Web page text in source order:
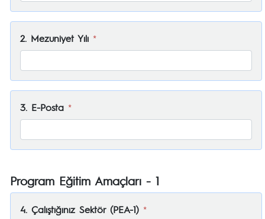
2. Mezuniyet Yılı *
3. E-Posta *
Program Eğitim Amaçları - 1
4. Çalıştığınız Sektör (PEA-1) *